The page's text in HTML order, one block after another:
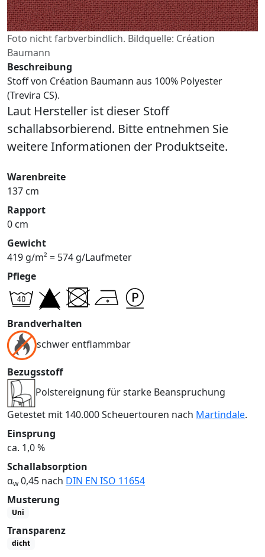
Foto nicht farbverbindlich. Bildquelle: Création
Baumann
Beschreibung
Stoff von Création Baumann aus 100% Polyester
(Trevira CS).
Laut Hersteller ist dieser Stoff
schallabsorbierend. Bitte entnehmen Sie
weitere Informationen der Produktseite.
Warenbreite
137 cm
Rapport
0 cm
Gewicht
419 g/m² = 574 g/Laufmeter
Pflege
Brandverhalten
schwer entflammbar
Bezugsstoff
Polstereignung für starke Beanspruchung
Getestet mit 140.000 Scheuertouren nach Martindale.
Einsprung
ca. 1,0 %
Schallabsorption
αw0,45 nach DIN EN ISO 11654
Musterung
Uni
Transparenz
dicht